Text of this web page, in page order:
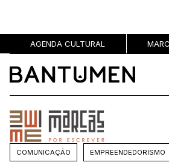
AGENDA CULTURAL
Artigos
MÚSICA
SOCIEDADE
COMUNICAÇÃO EMPREENDEDORISMO